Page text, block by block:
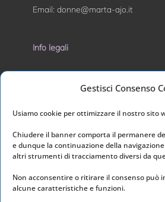
Gestisci Consenso
Usiamo cookie per ottimizzare il nostro sito
Chiudere il banner comporta il permanere
e dunque la continuazione della
altri strumenti di tracciamento diversi da
Non acconsentire o ritirare il consenso può
alcune caratteristiche e funzioni.
Email: donne@marta-ajo.it
Info legali
Privacy Policy
Cookie Policy